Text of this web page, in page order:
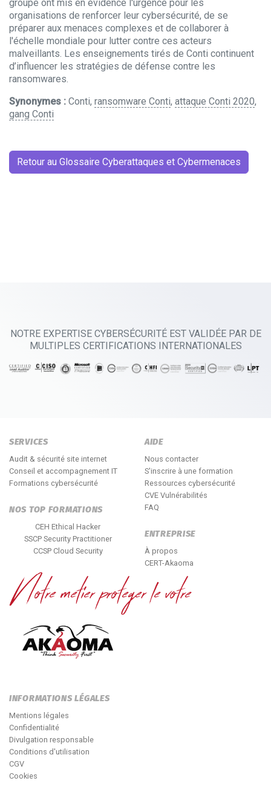
groupe ont mis en évidence l'urgence pour les
organisations de renforcer leur cybersécurité, de se
préparer aux menaces complexes et de collaborer à
l'échelle mondiale pour lutter contre ces acteurs
malveillants. Les enseignements tirés de Conti continuent
d’influencer les stratégies de défense contre les
ransomwares.
Synonymes : Conti, ransomware Conti, attaque Conti 2020,
gang Conti
Retour au Glossaire Cyberattaques et Cybermenaces
NOTRE EXPERTISE CYBERSÉCURITÉ EST VALIDÉE PAR DE
MULTIPLES CERTIFICATIONS INTERNATIONALES
SERVICES
Audit & sécurité site internet
Conseil et accompagnement IT
Formations cybersécurité
NOS TOP FORMATIONS
CEH Ethical Hacker
SSCP Security Practitioner
CCSP Cloud Security
AIDE
Nous contacter
S'inscrire à une formation
Ressources cybersécurité
CVE Vulnérabilités
FAQ
ENTREPRISE
À propos
CERT-Akaoma
INFORMATIONS LÉGALES
Mentions légales
Confidentialité
Divulgation responsable
Conditions d'utilisation
CGV
Cookies